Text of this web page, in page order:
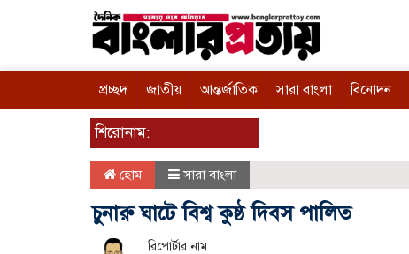
প্রচ্ছদ জাতীয় আন্তর্জাতিক সারা বাংলা বিনোদন
শিরোনাম:
হোম সারা বাংলা
চুনারু ঘাটে বিশ্ব কুষ্ঠ দিবস পালিত
রিপোর্টার নাম